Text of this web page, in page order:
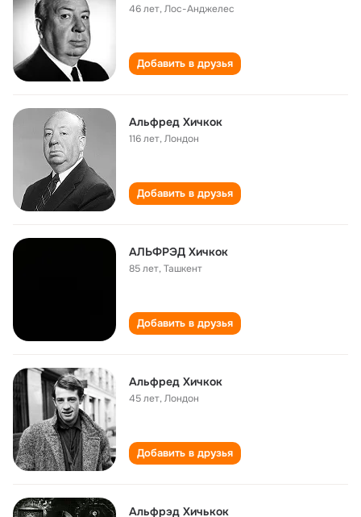
46 лет,Лос-Анджелес
Добавить в друзья
Альфред Хичкок
116 лет,Лондон
Добавить в друзья
АЛЬФРЭД Хичкок
85 лет,Ташкент
Добавить в друзья
Альфред Хичкок
45 лет,Лондон
Добавить в друзья
Альфрэд Хичькок